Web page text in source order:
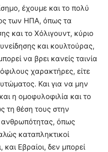
έχουμε και το πολύ
των ΗΠΑ, όπως τα
και το Χόλιγουντ, κύριο
και κουλτούρας,
να βρει κανείς ταινία
χαρακτήρες, είτε
Και για να μην
η ομοφυλοφιλία και το
θέση τους στην
ανθρωπότητας, όπως
καταπληκτικοί
Εβραίοι, δεν μπορεί